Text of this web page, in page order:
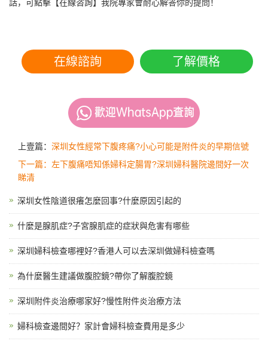
話，可點擊【在線咨詢】我院專家會耐心解答你的提問！
在線諮詢 了解價格
上壹篇： 深圳女性經常下腹疼痛?小心可能是附件炎的早期信號
下一篇：左下腹痛唔知係婦科定腸胃?深圳婦科醫院邊間好一次
睇清
深圳女性陰道很癢怎麼回事?什麼原因引起的
什麼是腺肌症?子宮腺肌症的症狀與危害有哪些
深圳婦科檢查哪裡好?香港人可以去深圳做婦科檢查嗎
為什麼醫生建議做腹腔鏡?帶你了解腹腔鏡
深圳附件炎治療哪家好?慢性附件炎治療方法
婦科檢查邊間好？家計會婦科檢查費用是多少